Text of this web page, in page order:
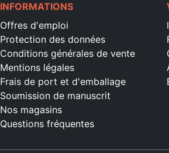
INFORMATIONS
Offres d'emploi
Protection des données
Conditions générales de vente
Mentions légales
Frais de port et d'emballage
Soumission de manuscrit
Nos magasins
Questions fréquentes